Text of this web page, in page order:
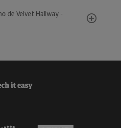
de Velvet Hallway -